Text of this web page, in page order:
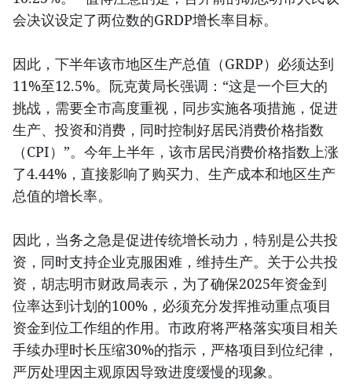
会决议设定了两位数的GRDP增长率目标。
因此，下半年该市地区生产总值（GRDP）必须达到
11%至12.5%。阮克黄局长强调：“这是一个巨大的
挑战，需要全市高度重视，同步实施各项措施，促进
生产、投资和消费，同时控制好居民消费价格指数
（CPI）”。今年上半年，该市居民消费价格指数上涨
了4.44%，直接影响了购买力、生产成本和地区生产
总值的增长率。
因此，当务之急是促进传统增长动力，特别是公共投
资，同时支持企业克服困难，维持生产。关于公共投
资，胡志明市财政局表示，为了确保2025年资金到
位率达到计划的100%，必须充分发挥推动重点项目
资金到位工作组的作用。市政府将严格落实项目相关
手续办理时长压缩30%的指示，严格项目到位纪律，
严厉处理因主观原因导致进度缓慢的现象。